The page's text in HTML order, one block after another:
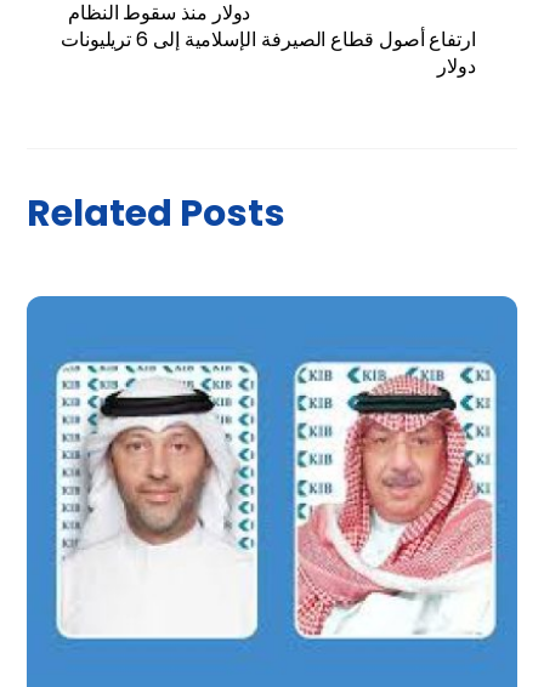
دولار منذ سقوط النظام
ارتفاع أصول قطاع الصيرفة الإسلامية إلى 6 تريليونات
دولار
Related Posts